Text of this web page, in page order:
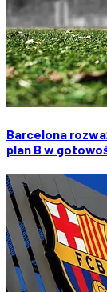
Barcelona
plan B w